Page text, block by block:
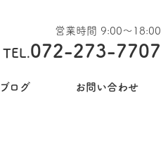
営業時間 9:00〜18:00
TEL.072-273-7707
ブログ お問い合わせ